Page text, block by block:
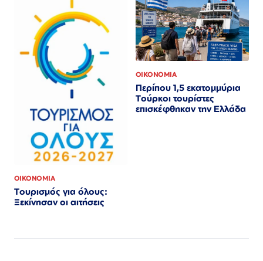
ΟΙΚΟΝΟΜΙΑ
Τουρισμός για όλους:
Ξεκίνησαν οι αιτήσεις
ΟΙΚΟΝΟΜΙΑ
Περίπου 1,5 εκατομμύρια
Τούρκοι τουρίστες
επισκέφθηκαν την Ελλάδα